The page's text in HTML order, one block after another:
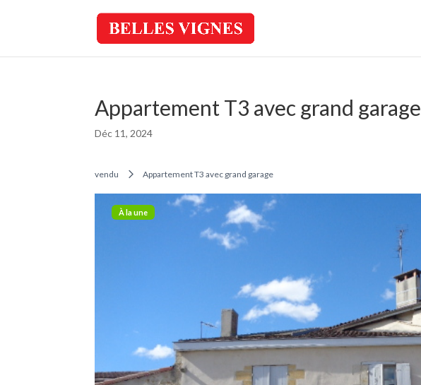
Appartement T3 avec grand garage
Déc 11, 2024
vendu Appartement T3 avec grand garage
À la une